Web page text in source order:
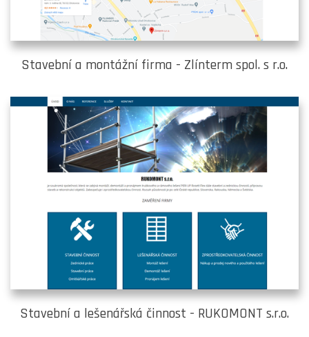
Stavební a montážní firma - Zlínterm spol. s r.o.
Stavební a lešenářská činnost - RUKOMONT s.r.o.